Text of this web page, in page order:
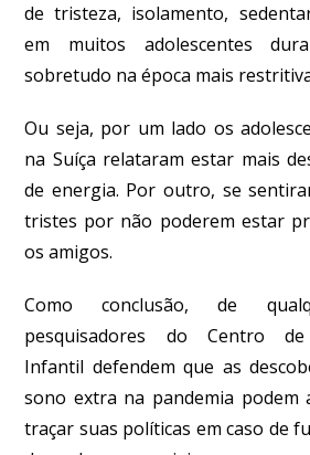
de tristeza, isolamento,
em muitos adolescentes
sobretudo na época mais
Ou seja, por um lado os
na Suíça relataram estar mais
de energia. Por outro, se
tristes por não poderem estar
os amigos.
Como conclusão, de
pesquisadores do Centro de
Infantil defendem que as
sono extra na pandemia podem
traçar suas políticas em caso de